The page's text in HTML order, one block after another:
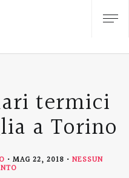
termici
a Torino
MAG 22, 2018 NESSUN